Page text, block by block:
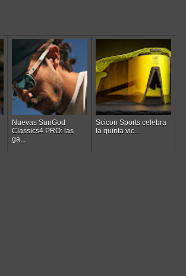
Nuevas SunGod
Classics4 PRO: las
ga...
Scicon Sports celebra
la quinta vic...